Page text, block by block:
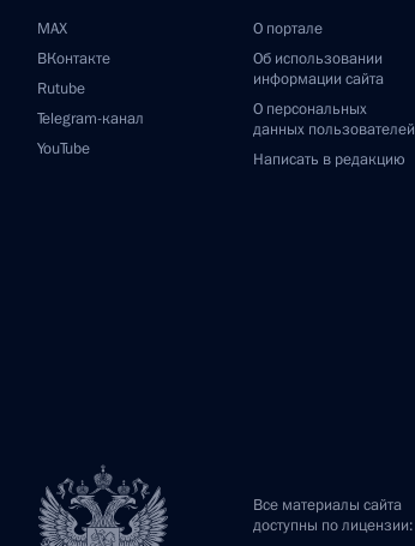
MAX
ВКонтакте
Rutube
Telegram-канал
YouTube
О портале
Об использовании
информации сайта
О персональных
данных пользователей
Написать в редакцию
Все материалы сайта
доступны по лицензии: